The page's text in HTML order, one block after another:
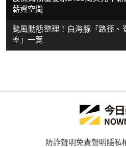
薪資空間
颱風動態整理！白海豚「路徑、
率」一覽
防詐聲明免責聲明隱私